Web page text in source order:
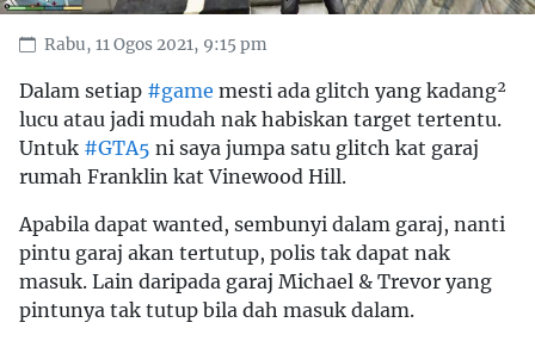
Rabu, 11 Ogos 2021, 9:15 pm
Dalam setiap #game mesti ada glitch yang kadang²
lucu atau jadi mudah nak habiskan target tertentu.
Untuk #GTA5 ni saya jumpa satu glitch kat garaj
rumah Franklin kat Vinewood Hill.
Apabila dapat wanted, sembunyi dalam garaj, nanti
pintu garaj akan tertutup, polis tak dapat nak
masuk. Lain daripada garaj Michael & Trevor yang
pintunya tak tutup bila dah masuk dalam.